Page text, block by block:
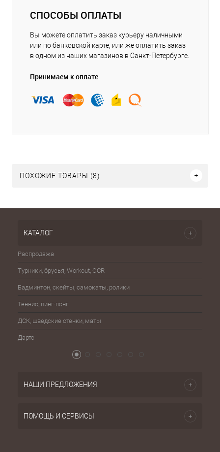
СПОСОБЫ ОПЛАТЫ
Вы можете оплатить заказ курьеру наличными
или по банковской карте, или же оплатить заказ
в одном из наших магазинов в Санкт-Петербурге.
Принимаем к оплате
ПОХОЖИЕ ТОВАРЫ (8)
КАТАЛОГ
Распродажа
Турники, брусья, Workout, OCR
Бадминтон, скейты, самокаты, ролики
Теннис, пинг-понг
ДСК, шведские стенки, маты
Дартс
НАШИ ПРЕДЛОЖЕНИЯ
ПОМОЩЬ И СЕРВИСЫ